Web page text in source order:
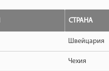
СТРАНА
Швейцария
Чехия